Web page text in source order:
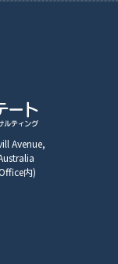
Avenue,
内)